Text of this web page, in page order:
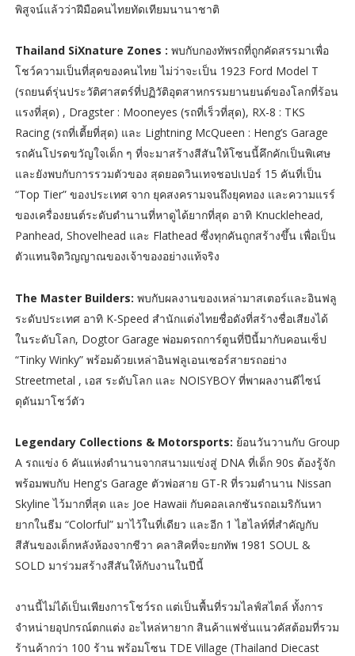
พิสูจน์แล้วว่าฝีมือคนไทยทัดเทียมนานาชาติ
Thailand SiXnature Zones : พบกับกองทัพรถที่ถูกคัดสรรมาเพื่อ
โชว์ความเป็นที่สุดของคนไทย ไม่ว่าจะเป็น 1923 Ford Model T
(รถยนต์รุ่นประวัติศาสตร์ที่ปฏิวัติอุตสาหกรรมยานยนต์ของโลกที่ร้อน
แรงที่สุด) , Dragster : Mooneyes (รถที่เร็วที่สุด), RX-8 : TKS
Racing (รถที่เตี้ยที่สุด) และ Lightning McQueen : Heng’s Garage
รถคันโปรดขวัญใจเด็ก ๆ ที่จะมาสร้างสีสันให้โซนนี้คึกคักเป็นพิเศษ
และยังพบกับการรวมตัวของ สุดยอดวินเทจชอปเปอร์ 15 คันที่เป็น
“Top Tier” ของประเทศ จาก ยุคสงครามจนถึงยุคทอง และความแรร์
ของเครื่องยนต์ระดับตำนานที่หาดูได้ยากที่สุด อาทิ Knucklehead,
Panhead, Shovelhead และ Flathead ซึ่งทุกคันถูกสร้างขึ้น เพื่อเป็น
ตัวแทนจิตวิญญาณของเจ้าของอย่างแท้จริง
The Master Builders: พบกับผลงานของเหล่ามาสเตอร์และอินฟลู
ระดับประเทศ อาทิ K-Speed สำนักแต่งไทยชื่อดังที่สร้างชื่อเสียงได้
ในระดับโลก, Dogtor Garage พ่อมดรถการ์ตูนที่ปีนี้มากับคอนเซ็ป
“Tinky Winky” พร้อมด้วยเหล่าอินฟลูเอนเซอร์สายรถอย่าง
Streetmetal , เอส ระดับโลก และ NOISYBOY ที่พาผลงานดีไซน์
ดุดันมาโชว์ตัว
Legendary Collections & Motorsports: ย้อนวันวานกับ Group
A รถแข่ง 6 คันแห่งตำนานจากสนามแข่งสู่ DNA ที่เด็ก 90s ต้องรู้จัก
พร้อมพบกับ Heng's Garage ตัวพ่อสาย GT-R ที่รวมตำนาน Nissan
Skyline ไว้มากที่สุด และ Joe Hawaii กับคอลเลกชันรถอเมริกันหา
ยากในธีม “Colorful” มาไว้ในที่เดียว และอีก 1 ไฮไลท์ที่สำคัญกับ
สีสันของเด็กหลังห้องจากชีวา คลาสิคที่จะยกทัพ 1981 SOUL &
SOLD มาร่วมสร้างสีสันให้กับงานในปีนี้
งานนี้ไม่ได้เป็นเพียงการโชว์รถ แต่เป็นพื้นที่รวมไลฟ์สไตล์ ทั้งการ
จำหน่ายอุปกรณ์ตกแต่ง อะไหล่หายาก สินค้าแฟชั่นแนวคัสต้อมที่รวม
ร้านค้ากว่า 100 ร้าน พร้อมโซน TDE Village (Thailand Diecast